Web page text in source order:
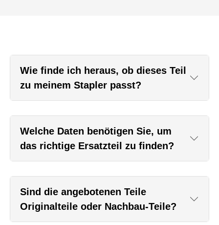
Wie finde ich heraus, ob dieses Teil
zu meinem Stapler passt?
Welche Daten benötigen Sie, um
das richtige Ersatzteil zu finden?
Sind die angebotenen Teile
Originalteile oder Nachbau-Teile?